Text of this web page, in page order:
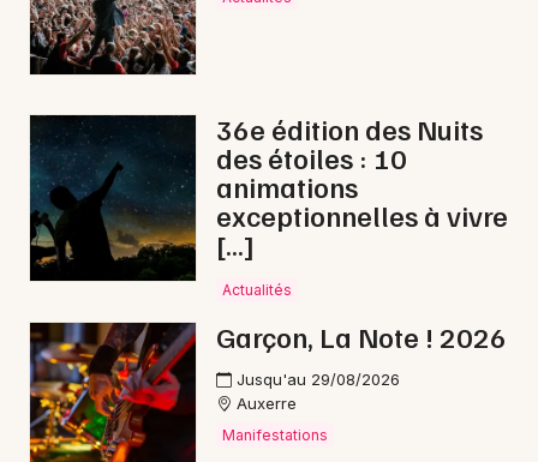
Newsletter des sorties
Artistes en tournée
Actus à Cosne-Cours-sur-Loire
Magazine à Cosne-Cours-sur-Loire
36e édition des Nuits
des étoiles : 10
animations
exceptionnelles à vivre
[…]
Actualités
Garçon, La Note ! 2026
Jusqu'au 29/08/2026
Auxerre
Manifestations